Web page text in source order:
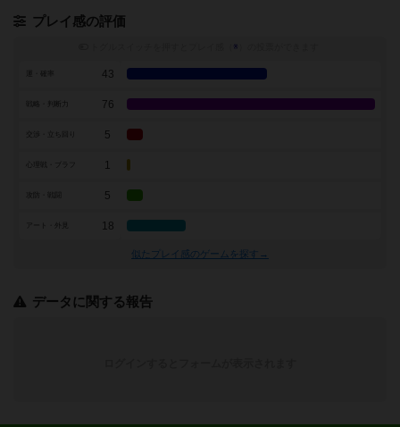
プレイ感の評価
※
43
76
5
1
5
アート・外見 18
似たプレイ感のゲームを探す→
データに関する報告